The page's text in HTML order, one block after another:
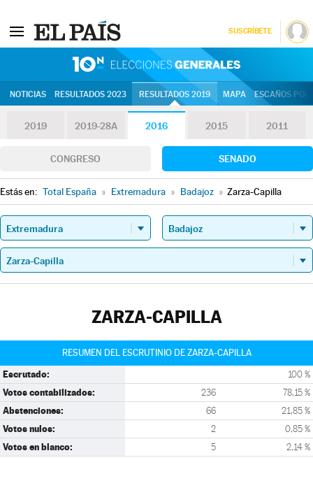
SUSCRÍBETE
NOTICIAS RESULTADOS 2023 RESULTADOS 2019 MAPA ESCAÑOS
2019 2019-28A 2016 2015 2011
CONGRESO SENADO
Estás en: Total España » Extremadura » Badajoz » Zarza-Capilla
ZARZA-CAPILLA
RESUMEN DEL ESCRUTINIO DE ZARZA-CAPILLA
Escrutado: 100 %
Votos contabilizados: 236 78,15 %
Abstenciones: 66 21,85 %
Votos nulos: 2 0,85 %
Votos en blanco: 5 2,14 %